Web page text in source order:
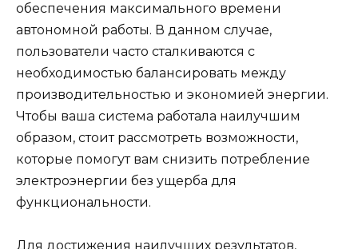
обеспечения максимального времени
автономной работы. В данном случае,
пользователи часто сталкиваются с
необходимостью балансировать между
производительностью и экономией энергии.
Чтобы ваша система работала наилучшим
образом, стоит рассмотреть возможности,
которые помогут вам снизить потребление
электроэнергии без ущерба для
функциональности.
Для достижения наилучших результатов,